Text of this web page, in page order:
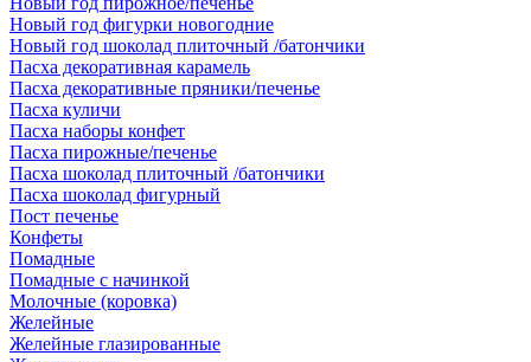
Новый год фигурки новогодние
Новый год шоколад плиточный /батончики
Пасха декоративная карамель
Пасха декоративные пряники/печенье
Пасха куличи
Пасха наборы конфет
Пасха пирожные/печенье
Пасха шоколад плиточный /батончики
Пасха шоколад фигурный
Пост печенье
Конфеты
Помадные
Помадные с начинкой
Молочные (коровка)
Желейные
Желейные глазированные